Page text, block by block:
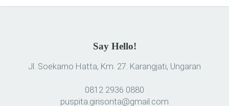
Say Hello!
Jl. Soekarno Hatta, Km. 27. Karangjati, Ungaran
0812 2936 0880
puspita.girisonta@gmail.com